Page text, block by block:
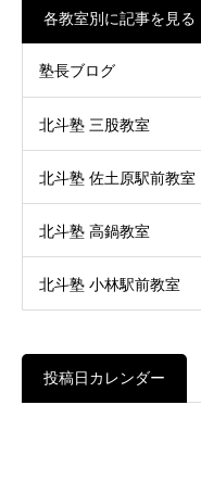
各教室別に記事を見る
塾長ブログ
北斗塾 三股教室
北斗塾 佐土原駅前教室
北斗塾 高鍋教室
北斗塾 小林駅前教室
投稿日カレンダー